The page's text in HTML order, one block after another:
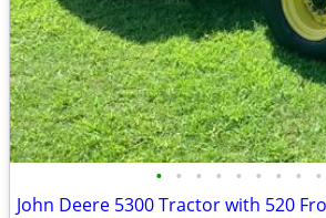
• • • • • • • • •
John Deere 5300 Tractor with 520